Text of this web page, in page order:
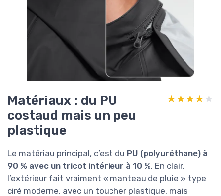
Matériaux : du PU
costaud mais un peu
plastique
★★★★★
★★★★★
Le matériau principal, c’est du PU (polyuréthane) à
90 % avec un tricot intérieur à 10 %. En clair,
l’extérieur fait vraiment « manteau de pluie » type
ciré moderne, avec un toucher plastique, mais